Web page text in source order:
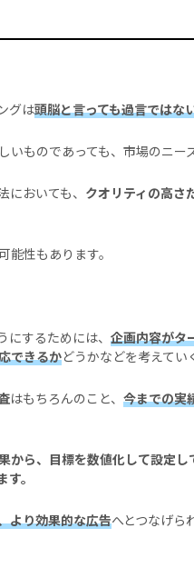
グは頭脳と言っても過言ではな
いものであっても、市場のニー
おいても、 クオリティの高さ
性もあります。
するためには、 企画内容がタ
できるかどうかなどを考えてい
はもちろんのこと、 今までの実
から、目標を数値化して設定
。
より効果的な広告へとつなげら